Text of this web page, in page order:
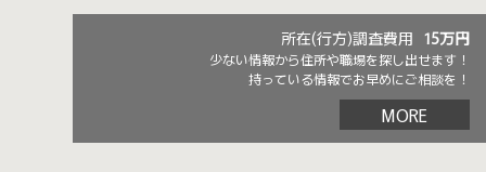
所在(行方)調査費用 15万円
少ない情報から住所や職場を探し出せます！
持っている情報でお早めにご相談を！
MORE